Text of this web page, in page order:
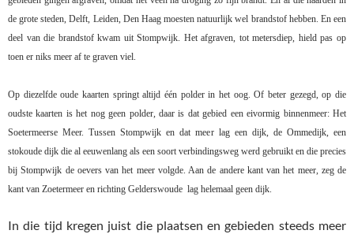
de grote steden, Delft, Leiden, Den Haag moesten natuurlijk wel brandstof hebben. En een
deel van die brandstof kwam uit Stompwijk. Het afgraven, tot metersdiep, hield pas op
toen er niks meer af te graven viel.
Op diezelfde oude kaarten springt altijd één polder in het oog. Of beter gezegd, op die
oudste kaarten is het nog geen polder, daar is dat gebied een eivormig binnenmeer: Het
Soetermeerse Meer. Tussen Stompwijk en dat meer lag een dijk, de Ommedijk, een
stokoude dijk die al eeuwenlang als een soort verbindingsweg werd gebruikt en die precies
bij Stompwijk de oevers van het meer volgde. Aan de andere kant van het meer, zeg de
kant van Zoetermeer en richting Gelderswoude lag helemaal geen dijk.
In die tijd kregen juist die plaatsen en gebieden steeds meer